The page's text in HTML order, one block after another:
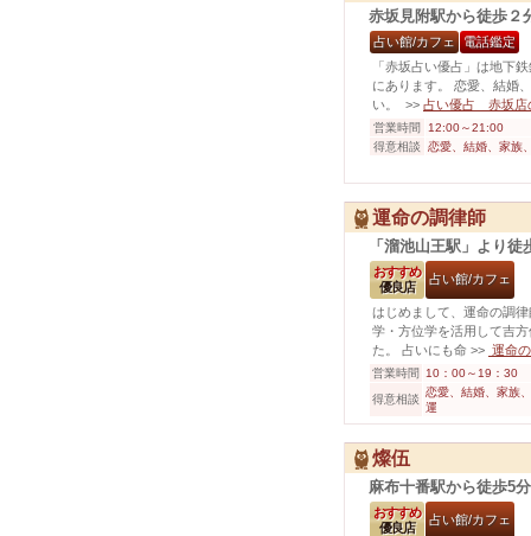
赤坂見附駅から徒歩２
占い館/カフェ 電話鑑定
「赤坂占い優占」は地下
にあります。 恋愛、結婚
い。
>> 占い優占 赤坂店
営業時間
12:00～21:00
得意相談
恋愛、結婚、家族
運命の調律師
「溜池山王駅」より
おすすめ
優良店
占い館/カフェ
はじめまして、運命の調
学・方位学を活用して吉
た。 占いにも命 >> 運命
営業時間
10：00～19：30
得意相談
恋愛、結婚、家族
運
燦伍
麻布十番駅から徒歩5分
おすすめ
優良店
占い館/カフェ